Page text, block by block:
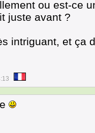
ou est-ce
juste avant ?
intriguant, et ça